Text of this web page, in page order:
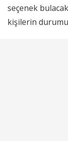
seçenek
kişilerin